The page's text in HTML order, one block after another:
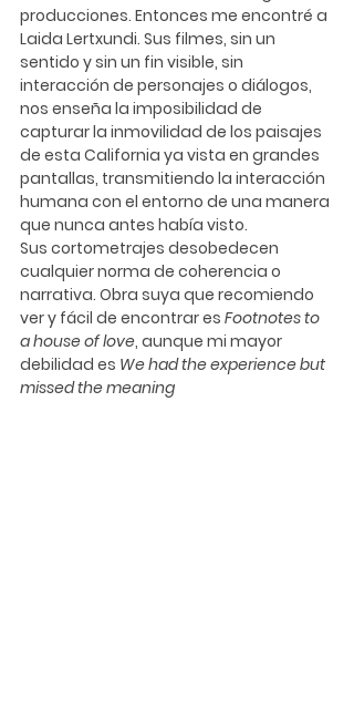
producciones. Entonces me encontré a
Laida Lertxundi. Sus filmes, sin un
sentido y sin un fin visible, sin
interacción de personajes o diálogos,
nos enseña la imposibilidad de
capturar la inmovilidad de los paisajes
de esta California ya vista en grandes
pantallas, transmitiendo la interacción
humana con el entorno de una manera
que nunca antes había visto.
Sus cortometrajes desobedecen
cualquier norma de coherencia o
narrativa. Obra suya que recomiendo
ver y fácil de encontrar es Footnotes to
a house of love, aunque mi mayor
debilidad es We had the experience but
missed the meaning